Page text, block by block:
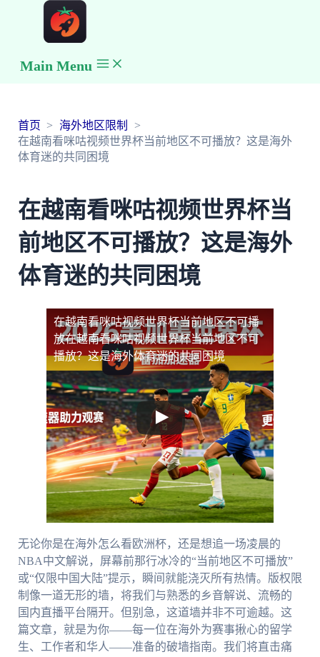
Main Menu
首页
海外地区限制
在越南看咪咕视频世界杯当前地区不可播放？这是海外
体育迷的共同困境
在越南看咪咕视频世界杯当
前地区不可播放？这是海外
体育迷的共同困境
在越南看咪咕视频世界杯当前地区不可播
放在越南看咪咕视频世界杯当前地区不可
播放？这是海外体育迷的共同困境
无论你是在海外怎么看欧洲杯，还是想追一场凌晨的
NBA中文解说，屏幕前那行冰冷的“当前地区不可播放”
或“仅限中国大陆”提示，瞬间就能浇灭所有热情。版权限
制像一道无形的墙，将我们与熟悉的乡音解说、流畅的
国内直播平台隔开。但别急，这道墙并非不可逾越。这
篇文章，就是为你——每一位在海外为赛事揪心的留学
生、工作者和华人——准备的破墙指南。我们将直击痛